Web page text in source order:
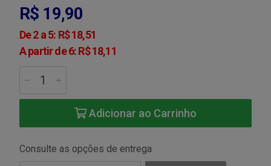
R$ 19,90
De 2 a 5: R$ 18,51
A partir de 6: R$ 18,11
Adicionar ao Carrinho
Consulte as opções de entrega